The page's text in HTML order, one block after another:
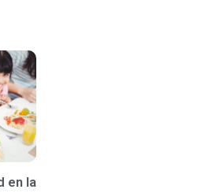
en la